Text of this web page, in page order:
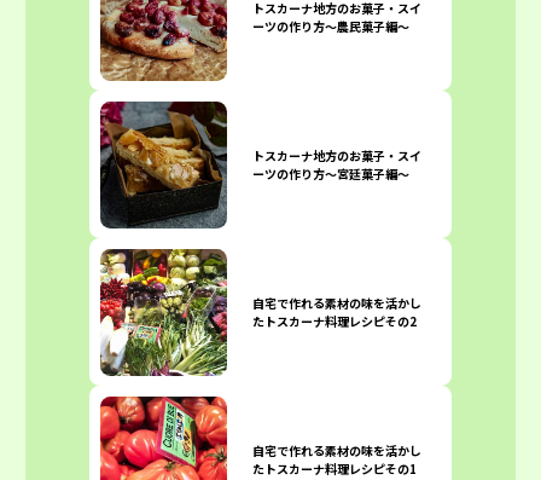
トスカーナ地方のお菓子・スイ
ーツの作り方〜農民菓子編〜
トスカーナ地方のお菓子・スイ
ーツの作り方〜宮廷菓子編〜
自宅で作れる素材の味を活かし
たトスカーナ料理レシピその2
自宅で作れる素材の味を活かし
たトスカーナ料理レシピその1